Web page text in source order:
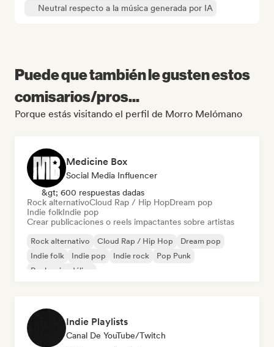
Neutral respecto a la música generada por IA
Puede que también le gusten estos
comisarios/pros...
Porque estás visitando el perfil de Morro Melómano
Medicine Box
Social Media Influencer
&gt; 600 respuestas dadas
Rock alternativoCloud Rap / Hip HopDream pop
Indie folkIndie pop
Crear publicaciones o reels impactantes sobre artistas
Rock alternativo Cloud Rap / Hip Hop
Dream pop
Indie folk
Indie pop Indie rock
Pop Punk
Rock psicodélico
Indie Playlists
Canal De YouTube/Twitch